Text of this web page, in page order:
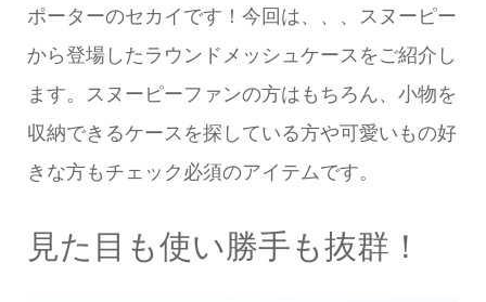
ポーターのセカイです！今回は、、、スヌーピー
から登場したラウンドメッシュケースをご紹介し
ます。スヌーピーファンの方はもちろん、小物を
収納できるケースを探している方や可愛いもの好
きな方もチェック必須のアイテムです。
見た目も使い勝手も抜群！